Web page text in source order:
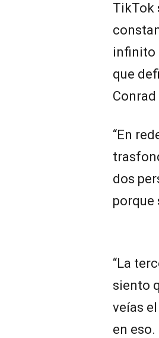
TikTok
infinito
que
“En
dos
porque
“La
siento
veías
en